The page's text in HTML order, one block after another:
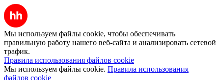
Мы используем файлы cookie, чтобы обеспечивать
правильную работу нашего веб-сайта и анализировать сетевой
трафик.
Правила использования файлов cookie
Мы используем файлы cookie. Правила использования
файлов cookie